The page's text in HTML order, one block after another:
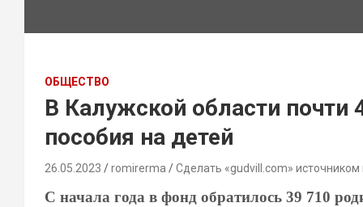
ОБЩЕСТВО
В Калужской области
пособия на детей
26.05.2023 romirerma Сделать «gudvill.com» источником
С начала года в фонд обратилось 39 710